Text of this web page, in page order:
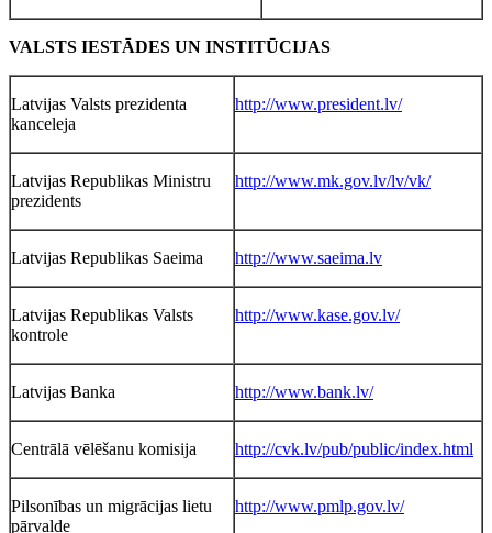
VALSTS IESTĀDES UN INSTITŪCIJAS
Latvijas Valsts prezidenta
kanceleja
http://www.president.lv/
Latvijas Republikas Ministru
prezidents
http://www.mk.gov.lv/lv/vk/
Latvijas Republikas Saeima http://www.saeima.lv
Latvijas Republikas Valsts
kontrole
http://www.kase.gov.lv/
Latvijas Banka http://www.bank.lv/
Centrālā vēlēšanu komisija http://cvk.lv/pub/public/index.html
Pilsonības un migrācijas lietu
pārvalde
http://www.pmlp.gov.lv/